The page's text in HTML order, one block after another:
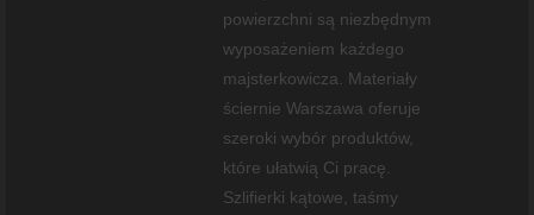
powierzchni są niezbędnym
wyposażeniem każdego
majsterkowicza. Materiały
ściernie Warszawa oferuje
szeroki wybór produktów,
które ułatwią Ci pracę.
Szlifierki kątowe, taśmy